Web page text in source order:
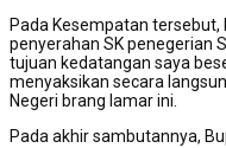
Pada Kesempatan tersebut,
penyerahan SK penegerian
tujuan kedatangan saya
menyaksikan secara
Negeri brang lamar ini.
Pada akhir sambutannya,